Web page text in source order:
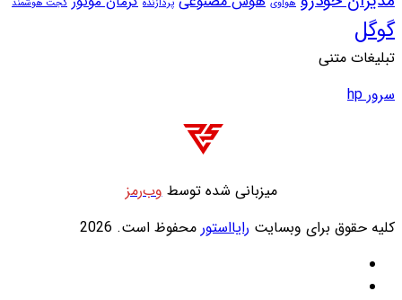
گجت هوشمند
وب‌رمز
رایااستورمحفوظ است. 2026